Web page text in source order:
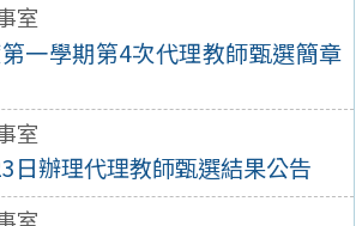
室
一學期第4次代理教師甄選簡章
室
日辦理代理教師甄選結果公告
室